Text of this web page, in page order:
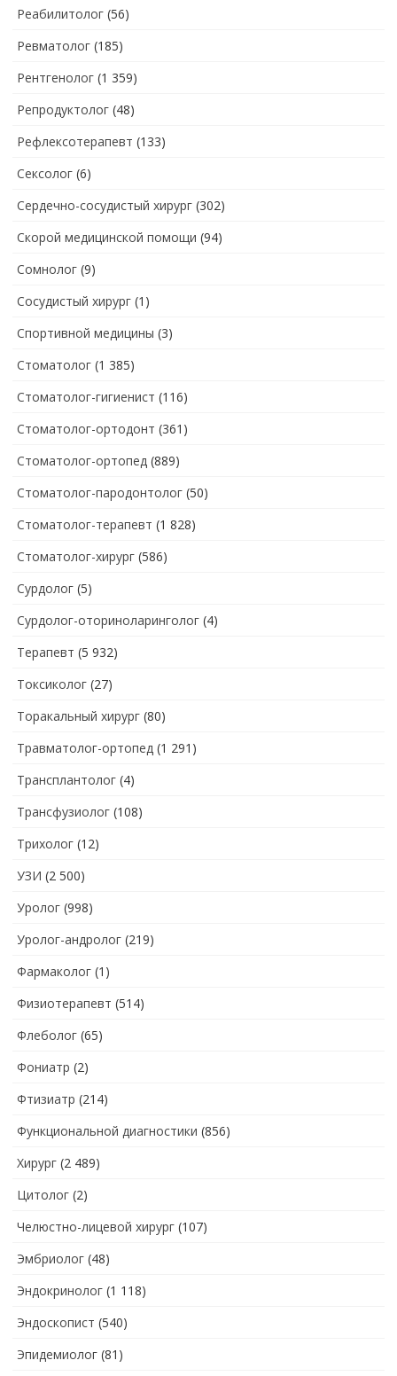
Реабилитолог (56)
Ревматолог (185)
Рентгенолог (1 359)
Репродуктолог (48)
Рефлексотерапевт (133)
Сексолог (6)
Сердечно-сосудистый хирург (302)
Скорой медицинской помощи (94)
Сомнолог (9)
Сосудистый хирург (1)
Спортивной медицины (3)
Стоматолог (1 385)
Стоматолог-гигиенист (116)
Стоматолог-ортодонт (361)
Стоматолог-ортопед (889)
Стоматолог-пародонтолог (50)
Стоматолог-терапевт (1 828)
Стоматолог-хирург (586)
Сурдолог (5)
Сурдолог-оториноларинголог (4)
Терапевт (5 932)
Токсиколог (27)
Торакальный хирург (80)
Травматолог-ортопед (1 291)
Трансплантолог (4)
Трансфузиолог (108)
Трихолог (12)
УЗИ (2 500)
Уролог (998)
Уролог-андролог (219)
Фармаколог (1)
Физиотерапевт (514)
Флеболог (65)
Фониатр (2)
Фтизиатр (214)
Функциональной диагностики (856)
Хирург (2 489)
Цитолог (2)
Челюстно-лицевой хирург (107)
Эмбриолог (48)
Эндокринолог (1 118)
Эндоскопист (540)
Эпидемиолог (81)